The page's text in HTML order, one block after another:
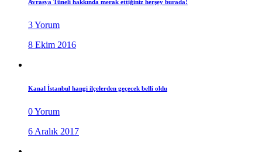
Avrasya Tüneli hakkında merak ettiğiniz herşey burada!
3 Yorum
8 Ekim 2016
Kanal İstanbul hangi ilçelerden geçecek belli oldu
0 Yorum
6 Aralık 2017